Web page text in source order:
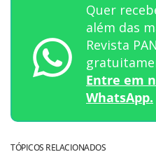
Quer
além das
Revista
Entre em
WhatsApp.
TÓPICOS RELACIONADOS